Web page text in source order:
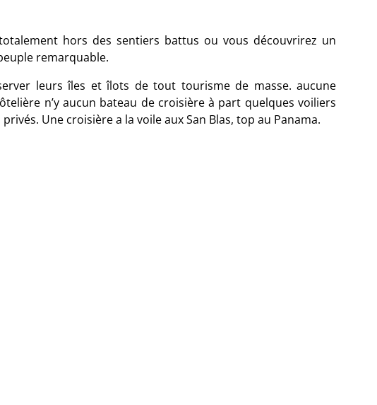
hors des sentiers battus ou vous découvrirez un
remarquable.
leurs îles et îlots de tout tourisme de masse. aucune
n’y aucun bateau de croisière à part quelques voiliers
Une croisière a la voile aux San Blas, top au Panama.